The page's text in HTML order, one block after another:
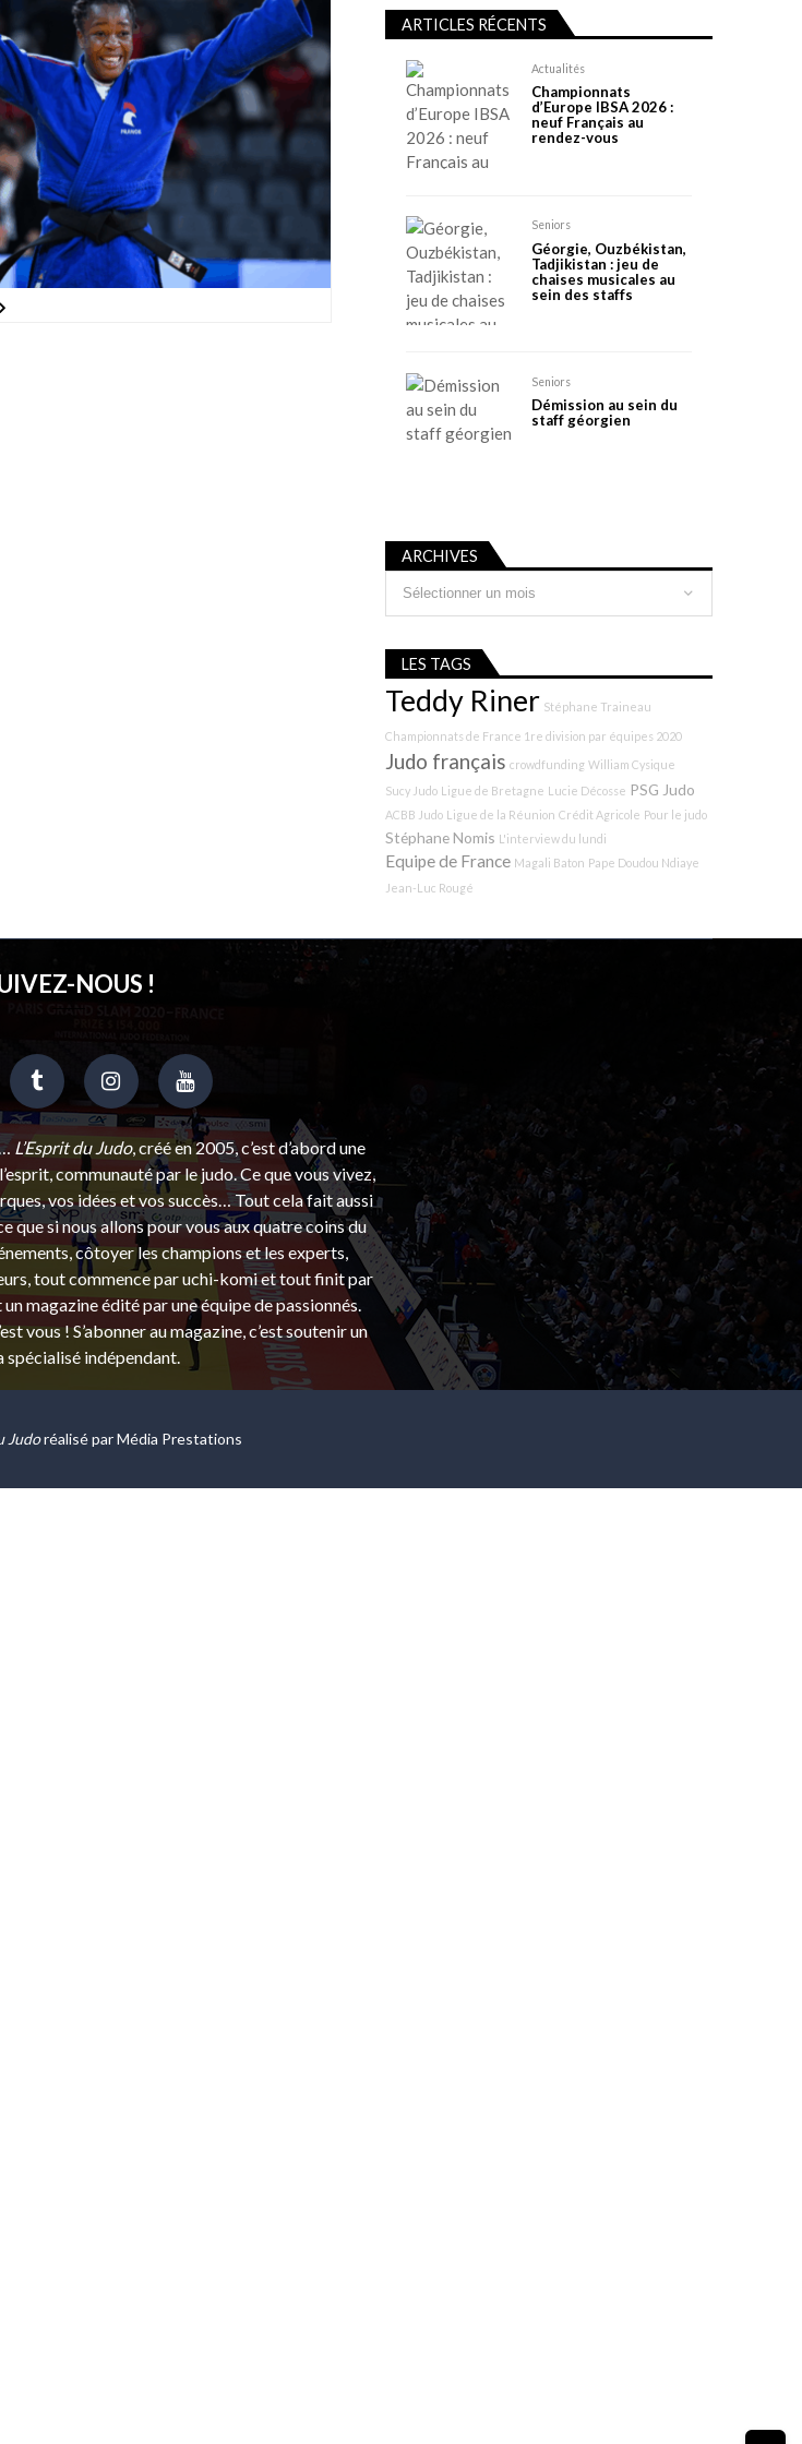
ARTICLES RÉCENTS
Actualités
Championnats
d’Europe IBSA 2026 :
neuf Français au
rendez-vous
Seniors
Géorgie, Ouzbékistan,
Tadjikistan : jeu de
chaises musicales au
sein des staffs
Seniors
Démission au sein du
staff géorgien
ARCHIVES
LES TAGS
Teddy Riner Stéphane Traineau
Championnats de France 1re division par équipes 2020
Judo français crowdfunding William Cysique
Sucy Judo Ligue de Bretagne Lucie Décosse PSG Judo
ACBB Judo Ligue de la Réunion Crédit Agricole Pour le judo
Stéphane Nomis L'interview du lundi
Equipe de France Magali Baton Pape Doudou Ndiaye
Jean-Luc Rougé
NOUS !
L’Esprit du Judo, créé en 2005, c’est d’abord une
communauté par le judo. Ce que vous vivez,
vos idées et vos succès… Tout cela fait aussi
que si nous allons pour vous aux quatre coins du
côtoyer les champions et les experts,
tout commence par uchi-komi et tout finit par
magazine édité par une équipe de passionnés.
vous ! S’abonner au magazine, c’est soutenir un
spécialisé indépendant.
Judoréalisé parMédia Prestations